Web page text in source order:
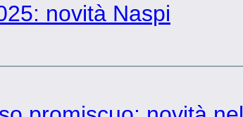
novità Naspi